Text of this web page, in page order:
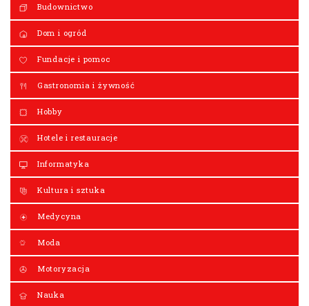
Budownictwo
Dom i ogród
Fundacje i pomoc
Gastronomia i żywność
Hobby
Hotele i restauracje
Informatyka
Kultura i sztuka
Medycyna
Moda
Motoryzacja
Nauka